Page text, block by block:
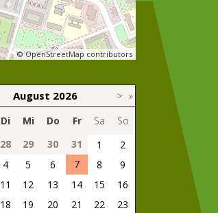
© OpenStreetMap contributors
August 2026 > »
Di Mi Do Fr Sa
So
28 29 30 31 1
2
4 5 6 7 8
9
11 12 13 14 15
16
18 19 20 21 22
23